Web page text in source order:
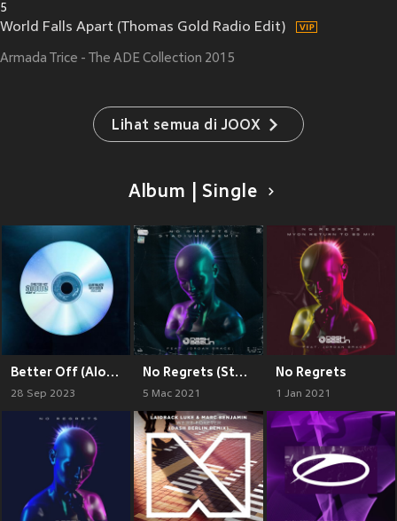
5
World Falls Apart (Thomas Gold Radio Edit)
Armada Trice - The ADE Collection 2015
Lihat semua di JOOX
Album | Single
Better Off (Alone, Pt. III)
28 Sep 2023
No Regrets (Stadiumx Remix)
5 Mac 2021
No Regrets
1 Jan 2021